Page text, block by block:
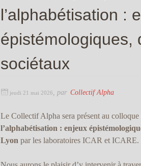
l’alphabétisation :
épistémologiques,
sociétaux
jeudi 21 mai 2026 par Collectif Alpha
Le Collectif Alpha sera présent au colloque
l’alphabétisation : enjeux
Lyon par les laboratoires ICAR et ICARE.